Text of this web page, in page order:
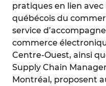
pratiques en lien avec
québécois du
service
commerce
Centre-Ouest, ainsi
Supply Chain
Montréal, proposent